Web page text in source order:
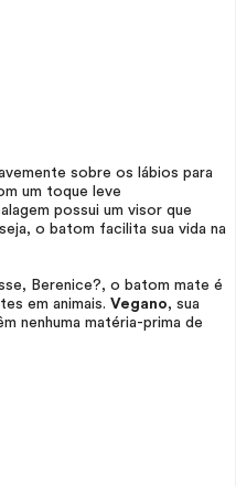
sobre os lábios para
um toque leve
possui um visor que
o batom facilita sua vida na
Berenice?, o batom mate é
em animais. Vegano, sua
nenhuma matéria-prima de